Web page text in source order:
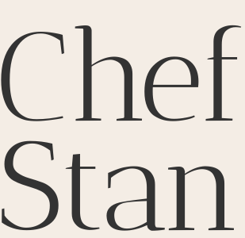
Chef
Stan